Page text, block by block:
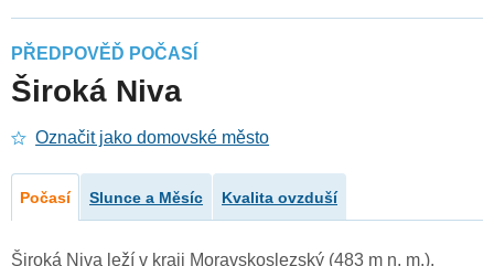
PŘEDPOVĚĎ POČASÍ
Široká Niva
Označit jako domovské město
Počasí Slunce a Měsíc Kvalita ovzduší
Široká Niva leží v kraji Moravskoslezský (483 m n. m.).